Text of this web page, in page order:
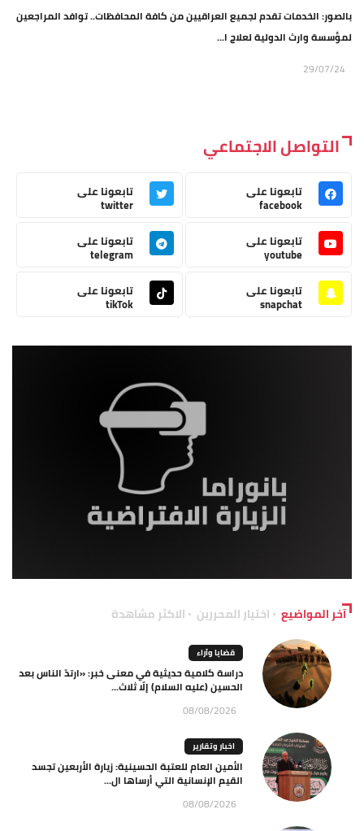
بالصور: الخدمات تقدم لجميع العراقيين من كافة المحافظات.. توافد المراجعين
لمؤسسة وارث الدولية لعلاج ا...
29/07/24
التواصل الاجتماعي
تابعونا على
facebook
تابعونا على
twitter
تابعونا على
youtube
تابعونا على
telegram
تابعونا على
snapchat
تابعونا على
tikTok
آخر المواضيع اختيار المحررين الاكثر مشاهدة
قضايا وآراء
دراسة كلامية حديثية في معنى خبر: «ارتدّ الناس بعد
الحسين (عليه السلام) إلّا ثلاث...
08/08/2026
اخبار وتقارير
الأمين العام للعتبة الحسينية: زيارة الأربعين تجسد
القيم الإنسانية التي أرساها ال...
08/08/2026